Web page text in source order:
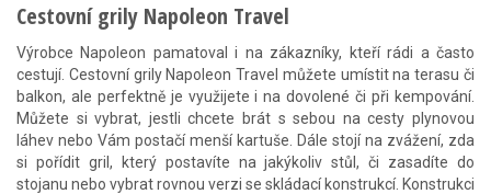
Cestovní grily Napoleon Travel
Výrobce Napoleon pamatoval i na zákazníky, kteří rádi a často
cestují. Cestovní grily Napoleon Travel můžete umístit na terasu či
balkon, ale perfektně je využijete i na dovolené či při kempování.
Můžete si vybrat, jestli chcete brát s sebou na cesty plynovou
láhev nebo Vám postačí menší kartuše. Dále stojí na zvážení, zda
si pořídit gril, který postavíte na jakýkoliv stůl, či zasadíte do
stojanu nebo vybrat rovnou verzi se skládací konstrukcí. Konstrukci